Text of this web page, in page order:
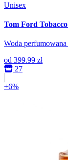
Unisex
Tom Ford
Woda
od 399.99 zł
27
+6%